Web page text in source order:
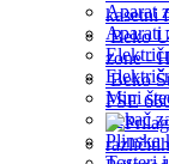
Aparat
Aparati
Mini
Pekač
Plinska
kasetni
Beko
zone -
Beko
FSE